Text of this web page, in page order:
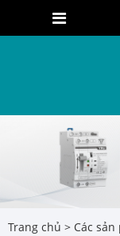
Trang chủ > Các sản